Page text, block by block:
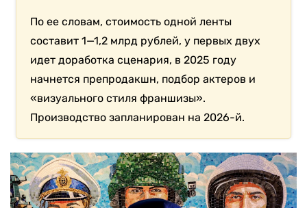
По ее словам, стоимость одной ленты
составит 1—1,2 млрд рублей, у первых двух
идет доработка сценария, в 2025 году
начнется препродакшн, подбор актеров и
«визуального стиля франшизы».
Производство запланирован на 2026-й.